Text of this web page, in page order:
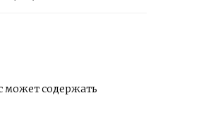
может содержать